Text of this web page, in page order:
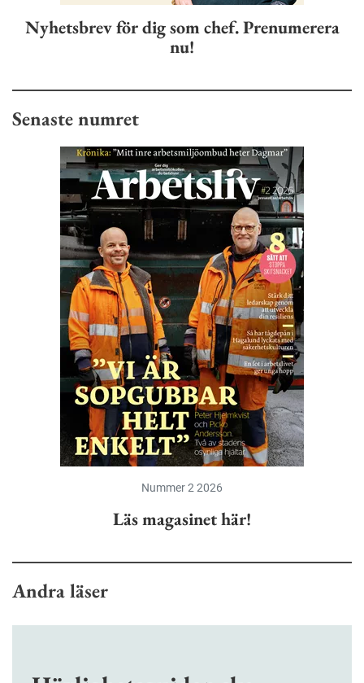
Nyhetsbrev för dig som chef. Prenumerera
nu!
Senaste numret
Nummer 2 2026
Läs magasinet här!
Andra läser